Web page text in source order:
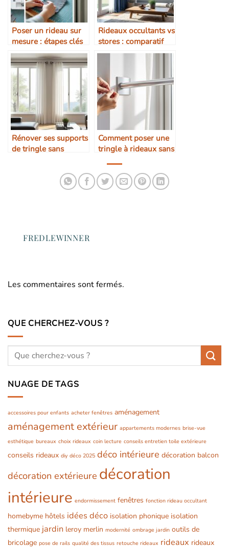
Poser un rideau sur
mesure : étapes clés
Rideaux occultants vs
stores : comparatif
technique
Rénover ses supports
de tringle sans
Comment poser une
tringle à rideaux sans
FREDLEWINNER
Les commentaires sont fermés.
QUE CHERCHEZ-VOUS ?
NUAGE DE TAGS
accessoires pour enfants acheter fenêtres aménagement
aménagement extérieur appartements modernes brise-vue
esthétique bureaux choix rideaux coin lecture conseils entretien toile extérieure
conseils rideaux diy déco 2025 déco intérieure décoration balcon
décoration extérieure décoration
intérieure endormissement fenêtres fonction rideau occultant
homebyme hôtels idées déco isolation phonique isolation
thermique jardin leroy merlin modernité ombrage jardin outils de
bricolage pose de rails qualité des tissus retouche rideaux rideaux rideaux